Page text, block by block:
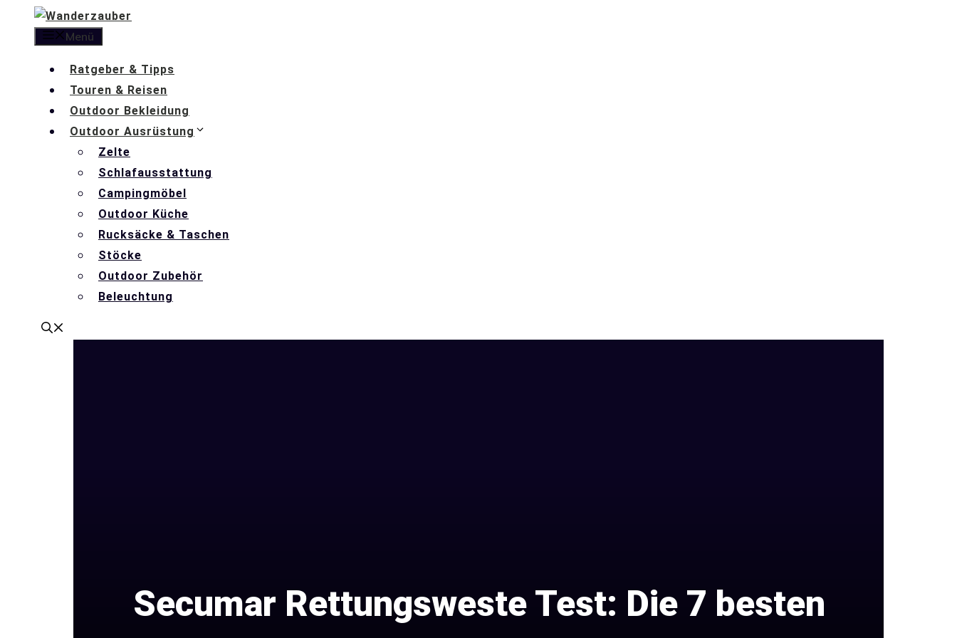
Menü
Ratgeber & Tipps
Touren & Reisen
Outdoor Bekleidung
Outdoor Ausrüstung
Zelte
Schlafausstattung
Campingmöbel
Outdoor Küche
Rucksäcke & Taschen
Stöcke
Outdoor Zubehör
Beleuchtung
Secumar Rettungsweste Test: Die 7 besten